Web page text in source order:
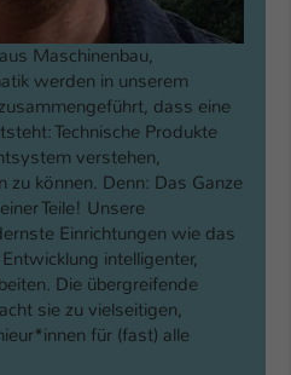
Maschinenbau,
werden in unserem
dass eine
Technische Produkte
verstehen,
zu können. Denn: Das Ganze
Teile! Unsere
Einrichtungen wie das
intelligenter,
Die übergreifende
sie zu vielseitigen,
für (fast) alle